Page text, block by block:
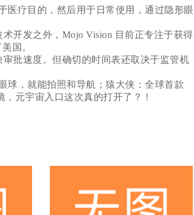
疗目的，然后用于日常使用，通过隐形眼
开发之外，Mojo Vision 目前正专注于获得
国。
批速度。但确切的时间表还取决于监管机
，就能拍照和导航；猿大侠：全球首款
元宇宙入口这次真的打开了？！